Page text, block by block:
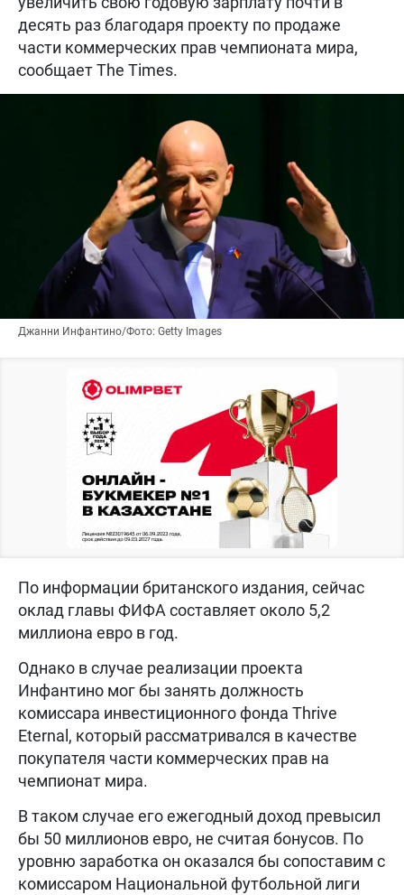
десять раз благодаря проекту по продаже
части коммерческих прав чемпионата мира,
сообщает The Times.
Джанни Инфантино/Фото: Getty Images
По информации британского издания, сейчас
оклад главы ФИФА составляет около 5,2
миллиона евро в год.
Однако в случае реализации проекта
Инфантино мог бы занять должность
комиссара инвестиционного фонда Thrive
Eternal, который рассматривался в качестве
покупателя части коммерческих прав на
чемпионат мира.
В таком случае его ежегодный доход превысил
бы 50 миллионов евро, не считая бонусов. По
уровню заработка он оказался бы сопоставим с
комиссаром Национальной футбольной лиги